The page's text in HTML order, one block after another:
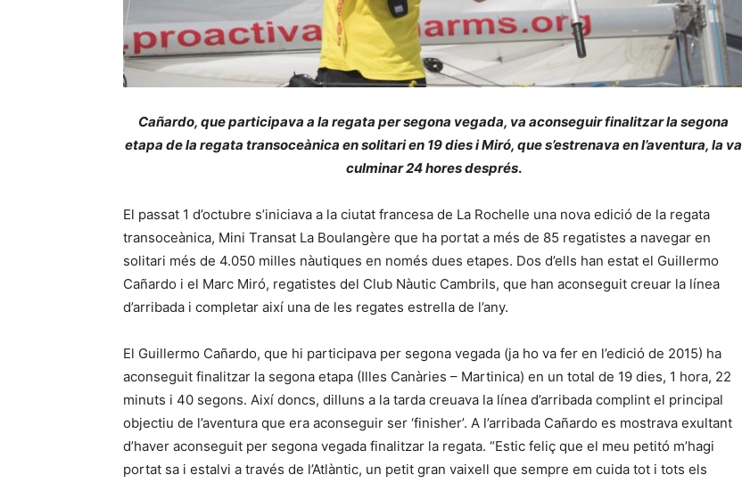
Cañardo, que participava a la regata per segona vegada, va aconseguir finalitzar la segona
etapa de la regata transoceànica en solitari en 19 dies i Miró, que s’estrenava en l’aventura, la va
culminar 24 hores després.
El passat 1 d’octubre s’iniciava a la ciutat francesa de La Rochelle una nova edició de la regata
transoceànica, Mini Transat La Boulangère que ha portat a més de 85 regatistes a navegar en
solitari més de 4.050 milles nàutiques en només dues etapes. Dos d’ells han estat el Guillermo
Cañardo i el Marc Miró, regatistes del Club Nàutic Cambrils, que han aconseguit creuar la línea
d’arribada i completar així una de les regates estrella de l’any.
El Guillermo Cañardo, que hi participava per segona vegada (ja ho va fer en l’edició de 2015) ha
aconseguit finalitzar la segona etapa (Illes Canàries – Martinica) en un total de 19 dies, 1 hora, 22
minuts i 40 segons. Així doncs, dilluns a la tarda creuava la línea d’arribada complint el principal
objectiu de l’aventura que era aconseguir ser ‘finisher’. A l’arribada Cañardo es mostrava exultant
d’haver aconseguit per segona vegada finalitzar la regata. “Estic feliç que el meu petitó m’hagi
portat sa i estalvi a través de l’Atlàntic, un petit gran vaixell que sempre em cuida tot i tots els